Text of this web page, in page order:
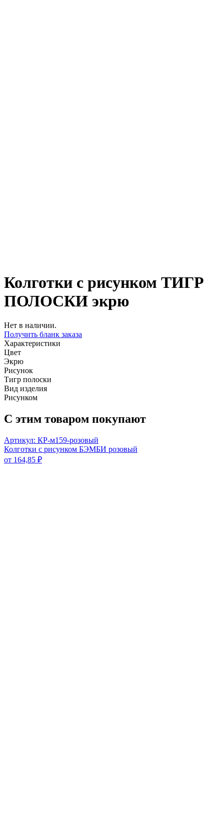
Колготки с рисунком ТИГР
ПОЛОСКИ экрю
Нет в наличии.
Получить бланк заказа
Характеристики
Цвет
Экрю
Рисунок
Тигр полоски
Вид изделия
Рисунком
С этим товаром покупают
Артикул: КР-м159-розовый
Колготки с рисунком БЭМБИ розовый
от 164,85 ₽